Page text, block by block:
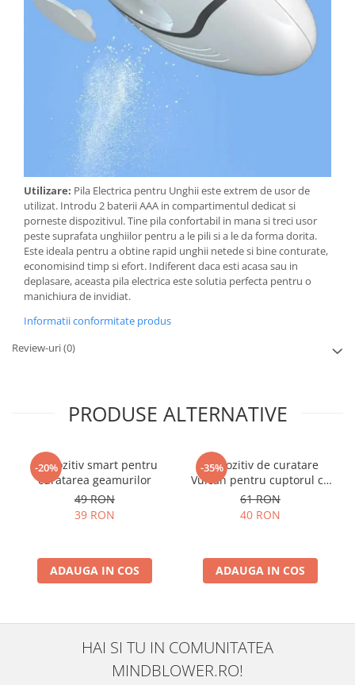
Utilizare: Pila Electrica pentru Unghii este extrem de usor de
utilizat. Introdu 2 baterii AAA in compartimentul dedicat si
porneste dispozitivul. Tine pila confortabil in mana si treci usor
peste suprafata unghiilor pentru a le pili si a le da forma dorita.
Este ideala pentru a obtine rapid unghii netede si bine conturate,
economisind timp si efort. Indiferent daca esti acasa sau in
deplasare, aceasta pila electrica este solutia perfecta pentru o
manichiura de invidiat.
Informatii conformitate produs
Review-uri(0)
PRODUSE ALTERNATIVE
-20%
Dispozitiv smart pentru
curatarea geamurilor
49 RON
39 RON
ADAUGA IN COS
-35%
Dispozitiv de curatare
Vulcan pentru cuptorul cu
microunde
61 RON
40 RON
ADAUGA IN COS
HAI SI TU IN COMUNITATEA
MINDBLOWER.RO!